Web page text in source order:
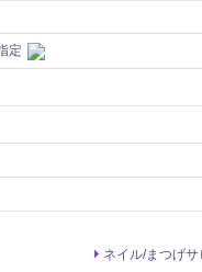
定
ネイル/まつげ